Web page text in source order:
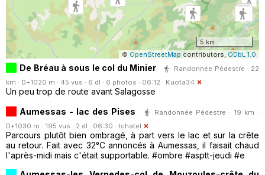
5 km
© OpenStreetMapcontributors, ODbL 1.0
De Bréau à sous le col du Minier
Randonnée Pédestre · 22
km · D+1020 m · 45 vus · 6 dl · 6 photos · 06:12 · Kuota34
Un peu trop de route avant Salagosse
Aumessas - lac des Pises
Randonnée Pédestre · 19 km ·
D+1030 m · 195 vus · 2 dl · 06:30 · tchatel
Parcours plutôt bien ombragé, à part vers le lac et sur la crête
au retour. Fait avec 32°C annoncés à Aumessas, il faisait chaud
l'après-midi mais c'était supportable. #ombre #asptt-jeudi #e